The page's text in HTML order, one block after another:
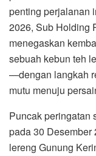
penting perjalanan
2026, Sub Holding
menegaskan
sebuah kebun teh
—dengan langkah
mutu menuju
Puncak peringatan
pada 30 Desember
lereng Gunung